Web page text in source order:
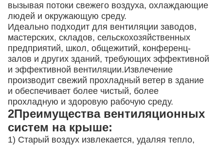
вызывая потоки свежего воздуха, охлаждающие
людей и окружающую среду.
Идеально подходит для вентиляции заводов,
мастерских, складов, сельскохозяйственных
предприятий, школ, общежитий, конференц-
залов и других зданий, требующих эффективной
и эффективной вентиляции.Извлечение
производит свежий прохладный ветер в здание
и обеспечивает более чистый, более
прохладную и здоровую рабочую среду.
2Преимущества вентиляционных
систем на крыше:
1) Старый воздух извлекается, удаляя тепло,